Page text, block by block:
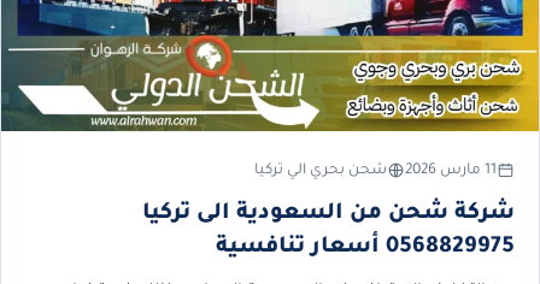
11 مارس 2026 شحن بحري الي تركيا
شركة شحن من السعودية الى تركيا
0568829975 أسعار تنافسية